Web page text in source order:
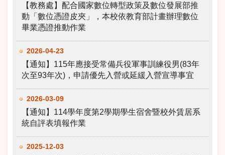
【教務處】配合國家數位轉型政策及數位發展部推
動「數位憑證皮夾」，本校依教育部計畫辦理數位
畢業憑證推動作業
2026-04-23
【通知】115年應接受常備兵役軍事訓練役男(83年
次至93年次)，申請優先入營或延緩入營宣導事宜
2026-03-09
【通知】114學年度第2學期學生宿舍暨校外賃居系
統自評表填報作業
2025-12-03